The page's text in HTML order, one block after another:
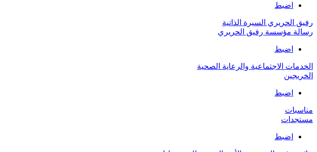
اضبط
رفيق الحريري السيرة الذاتية
رسالة مؤسسة رفيق الحريري
اضبط
الخدمات الاجتماعية والرعاية الصحية
الخريجين
اضبط
مناسبات
مستجدات
اضبط